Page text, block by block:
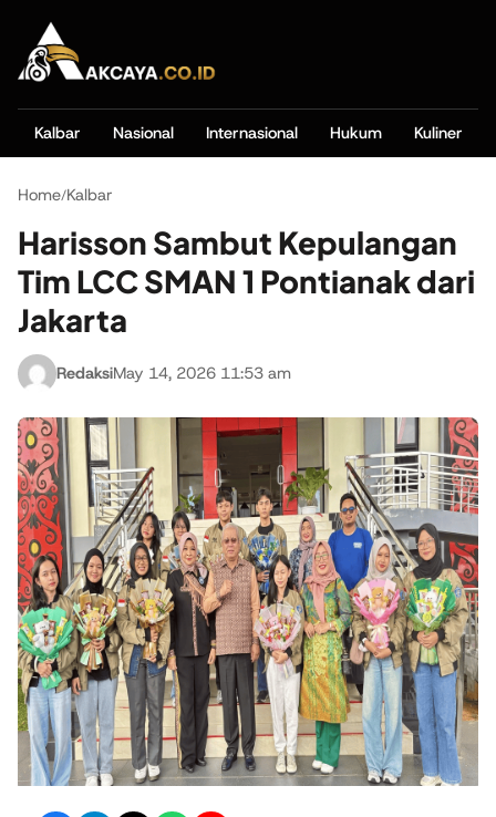
Kalbar Nasional Internasional Hukum Kuliner
Home/Kalbar
Harisson Sambut Kepulangan
Tim LCC SMAN 1 Pontianak dari
Jakarta
RedaksiMay 14, 2026 11:53 am